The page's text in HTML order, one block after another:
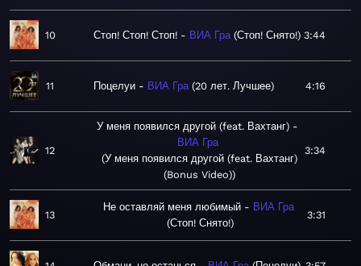
10 Стоп! Стоп! Стоп! ВИА Гра Стоп! Снято! 3:44
11 Поцелуи ВИА Гра 20 лет. Лучшее 4:16
12
У меня появился другой (feat. Вахтанг)
ВИА Гра
У меня появился другой (feat. Вахтанг)
(Bonus Video)
3:34
13
Не оставляй меня любимый
ВИА Гра
Стоп! Снято!
3:31